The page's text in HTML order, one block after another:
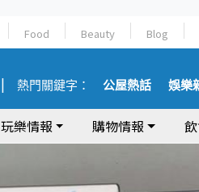
Food Beauty Blog
熱門關鍵字： 公屋熱話 娛樂
玩樂情報 購物情報